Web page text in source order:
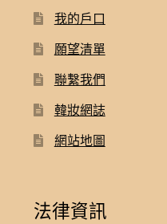
我的戶口
願望清單
聯繫我們
韓妝網誌
網站地圖
法律資訊